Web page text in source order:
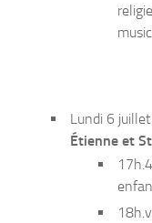
Lundi 6
Étienne et